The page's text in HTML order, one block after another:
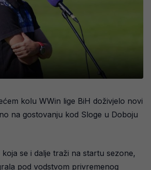
kolu WWin lige BiH doživjelo novi
na gostovanju kod Sloge u Doboju
koja se i dalje traži na startu sezone,
pod vodstvom privremenog